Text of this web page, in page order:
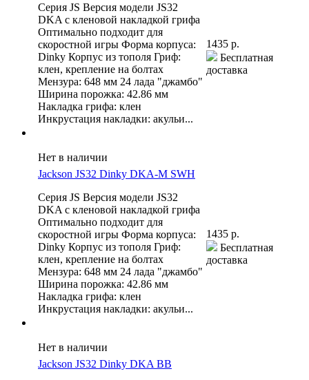
Серия JS Версия модели JS32
DKA с кленовой накладкой грифа
Оптимально подходит для
скоростной игры Форма корпуса:
Dinky Корпус из тополя Гриф:
клен, крепление на болтах
Мензура: 648 мм 24 лада "джамбо"
Ширина порожка: 42.86 мм
Накладка грифа: клен
Инкрустация накладки: акульи...
1435 р.
Бесплатная
доставка
Нет в наличии
Jackson JS32 Dinky DKA-M SWH
Серия JS Версия модели JS32
DKA с кленовой накладкой грифа
Оптимально подходит для
скоростной игры Форма корпуса:
Dinky Корпус из тополя Гриф:
клен, крепление на болтах
Мензура: 648 мм 24 лада "джамбо"
Ширина порожка: 42.86 мм
Накладка грифа: клен
Инкрустация накладки: акульи...
1435 р.
Бесплатная
доставка
Нет в наличии
Jackson JS32 Dinky DKA BB